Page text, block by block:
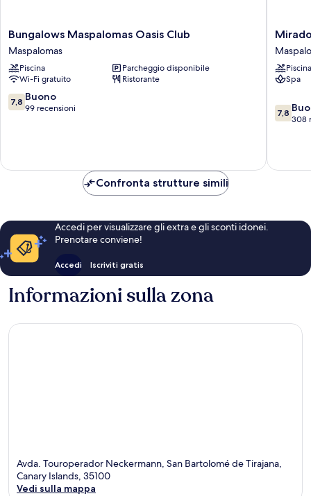
Bungalows
Maspalomas
Oasis
Club
Maspalomas
Bungalows Maspalomas Oasis Club
Maspalomas
Piscina
Parcheggio disponibile
Wi-Fi gratuito
Ristorante
7.8
su
7,8 Buono
99 recensioni
Mirador
by
DunasPiscina
Spa
7.8
su
7,8
308
Confronta strutture simili
Accedi per visualizzare gli extra e gli sconti idonei.
Prenotare conviene!
Accedi Iscriviti gratis
Informazioni sulla zona
Avda. Touroperador Neckermann, San Bartolomé de Tirajana,
Canary Islands, 35100
Vedi sulla mappa